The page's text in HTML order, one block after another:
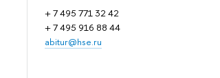
+ 7 495 771 32 42
+ 7 495 916 88 44
abitur@hse.ru